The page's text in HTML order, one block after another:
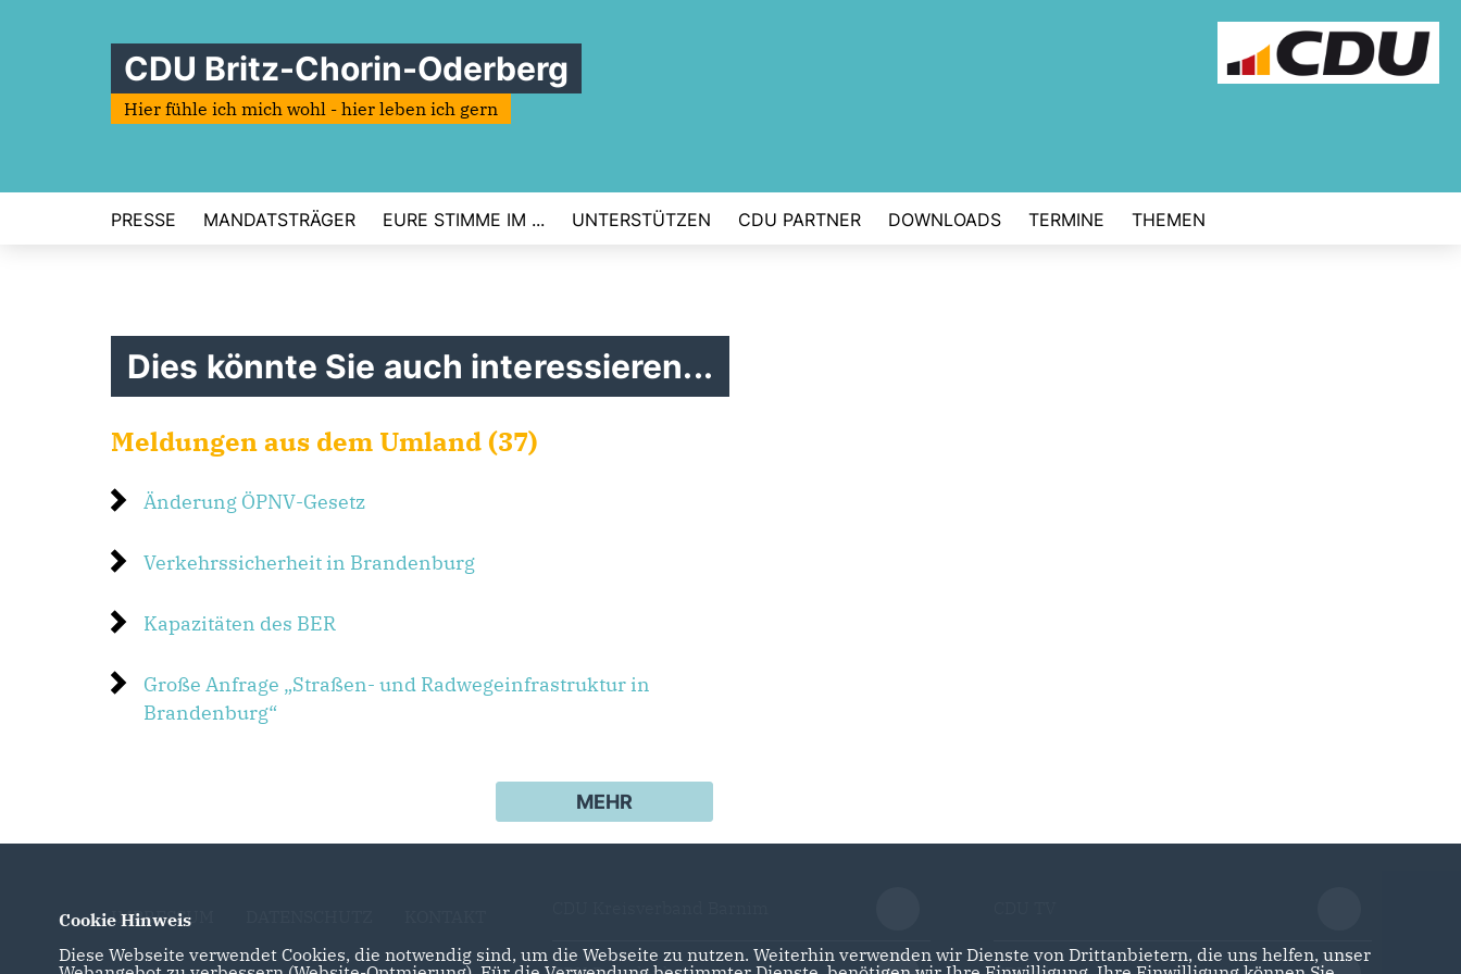
CDU Britz-Chorin-Oderberg
Hier fühle ich mich wohl - hier leben ich gern
PRESSE MANDATSTRÄGER EURE STIMME IM ... UNTERSTÜTZEN CDU PARTNER DOWNLOADS TERMINE THEMEN
Dies könnte Sie auch interessieren...
Meldungen aus dem Umland (37)
Änderung ÖPNV-Gesetz
Verkehrssicherheit in Brandenburg
Kapazitäten des BER
Große Anfrage „Straßen- und Radwegeinfrastruktur in
Brandenburg“
MEHR
IMPRESSUM
Cookie Hinweis
Diese Webseite verwendet Cookies, die notwendig sind, um die Webseite zu nutzen. Weiterhin verwenden wir Dienste von Drittanbietern, die uns helfen, unser